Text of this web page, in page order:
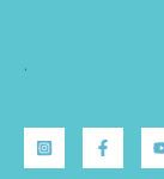
.